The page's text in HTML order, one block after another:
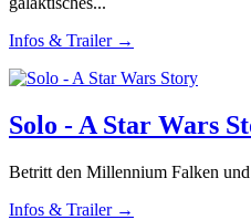
Infos & Trailer →
Solo - A Star Wars
Betritt den Millennium Falken
Infos & Trailer →